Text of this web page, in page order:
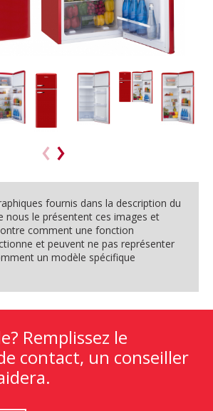
fournis dans la description du
nous le présentent ces images et
comment une fonction
et peuvent ne pas représenter
un modèle spécifique
Remplissez le
contact, un conseiller